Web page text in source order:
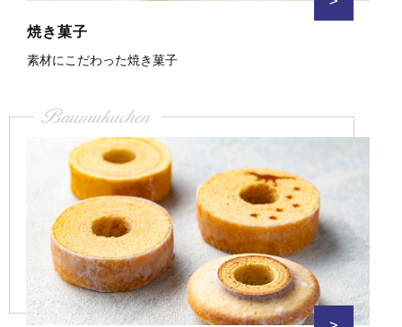
焼き菓子
素材にこだわった焼き菓子
Baumukuchen